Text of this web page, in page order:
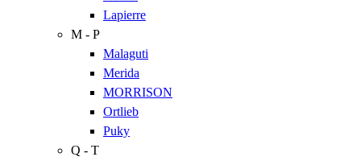
Lapierre
M - P
Malaguti
Merida
MORRISON
Ortlieb
Puky
Q - T